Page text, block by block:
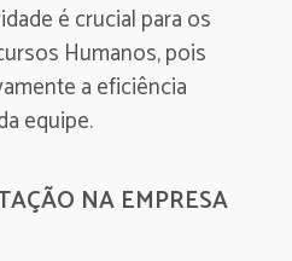
é crucial para os
Humanos, pois
a eficiência
equipe.
NA EMPRESA